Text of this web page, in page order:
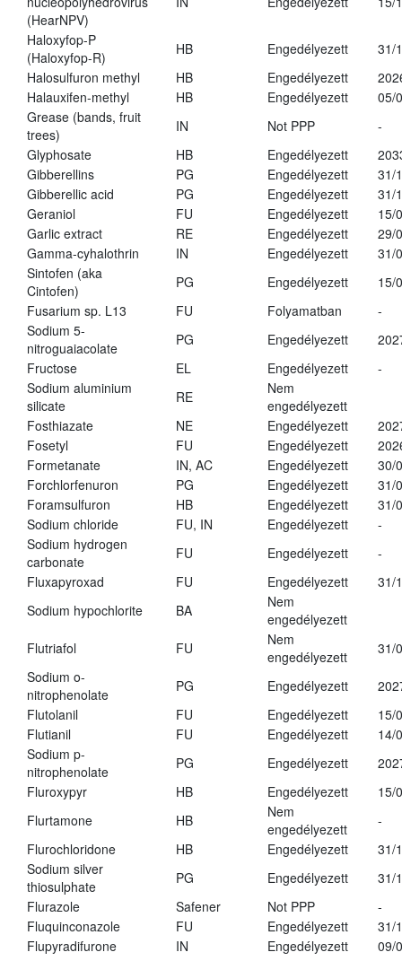
(HearNPV)
Haloxyfop-P
(Haloxyfop-R)
HB Engedélyezett
31/
Halosulfuron methyl
HB Engedélyezett
Halauxifen-methyl
HB Engedélyezett
05/
Grease (bands, fruit
trees)
IN Not PPP
-
Glyphosate
HB Engedélyezett
Gibberellins
PG Engedélyezett
31/
Gibberellic acid
PG Engedélyezett
31/
Geraniol
FU Engedélyezett
15/
Garlic extract
RE Engedélyezett
29/
Gamma-cyhalothrin
IN Engedélyezett
31/
Sintofen (aka
Cintofen)
PG Engedélyezett
15/
Fusarium sp. L13
FU Folyamatban
-
Sodium 5-
nitroguaiacolate
PG Engedélyezett
Fructose
EL Engedélyezett
-
Sodium aluminium
silicate
RE
Nem
engedélyezett
Fosthiazate
NE Engedélyezett
Fosetyl
FU Engedélyezett
Formetanate
IN, AC Engedélyezett
30/
Forchlorfenuron
PG Engedélyezett
31/
Foramsulfuron
HB Engedélyezett
31/
Sodium chloride
FU, IN Engedélyezett
-
Sodium hydrogen
carbonate
FU Engedélyezett
-
Fluxapyroxad
FU Engedélyezett
31/
Sodium hypochlorite
BA
Nem
engedélyezett
Flutriafol
FU
Nem
engedélyezett
31/
Sodium o-
nitrophenolate
PG Engedélyezett
Flutolanil
FU Engedélyezett
15/
Flutianil
FU Engedélyezett
14/
Sodium p-
nitrophenolate
PG Engedélyezett
Fluroxypyr
HB Engedélyezett
15/
Flurtamone
HB
Nem
engedélyezett
-
Flurochloridone
HB Engedélyezett
31/
Sodium silver
thiosulphate
PG Engedélyezett
31/
Flurazole
Safener Not PPP
-
Fluquinconazole
FU Engedélyezett
31/
Flupyradifurone
IN Engedélyezett
09/